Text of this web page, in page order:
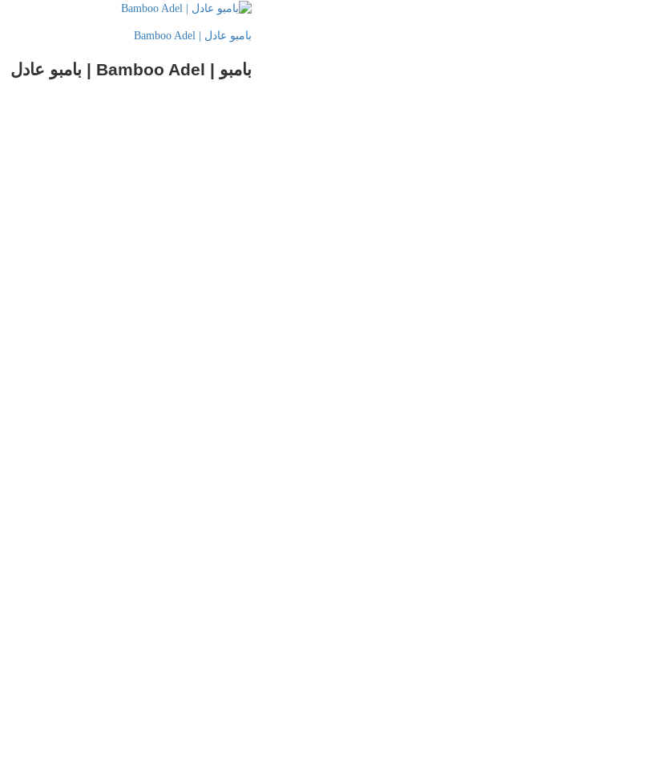
بامبو عادل | Bamboo Adel
بامبو | Bamboo Adel | بامبو عادل